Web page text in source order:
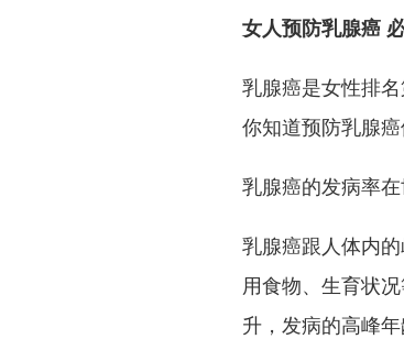
女人预防乳腺癌
乳腺癌是女性排
你知道预防乳腺
乳腺癌的发病率
乳腺癌跟人体内
用食物、生育状
升，发病的高峰年